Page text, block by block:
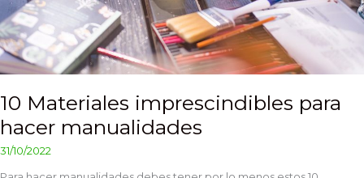
10 Materiales imprescindibles para
hacer manualidades
31/10/2022